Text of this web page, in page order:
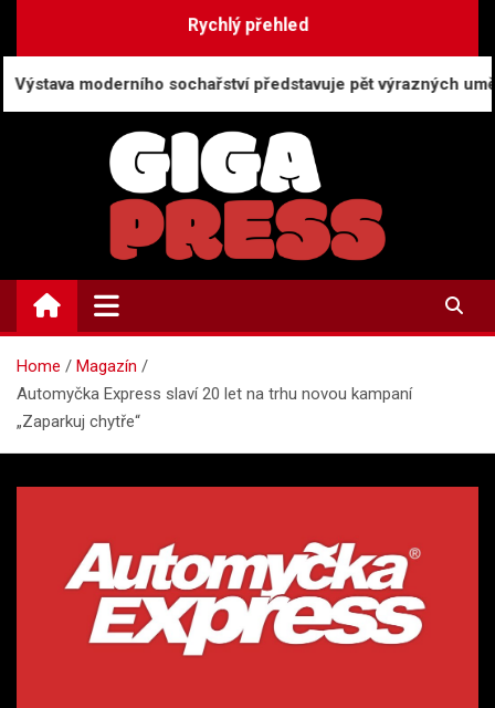
Rychlý přehled
sochařství představuje pět výrazných umělců v Brně
GigaPress.cz
Zpravodajství | Press info
Home
Magazín
Automyčka Express slaví 20 let na trhu novou kampaní
„Zaparkuj chytře“